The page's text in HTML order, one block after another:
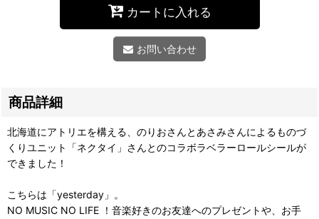
カートに入れる
お問い合わせ
商品詳細
北海道にアトリエを構える、のりおさんとあさみさんによるものづ
くりユニット「ネクタイ」さんとのコラボラベラーロールシールが
できました！
こちらは「yesterday」。
NO MUSIC NO LIFE ！音楽好きのお友達へのプレゼントや、お手